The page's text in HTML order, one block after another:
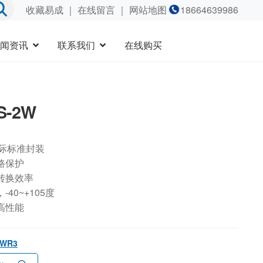
收藏易成｜ 在线留言｜ 网站地图 18664639986
资讯 联系我们 在线购买
2W
标准封装
保护
换效率
-40~+105度
性能